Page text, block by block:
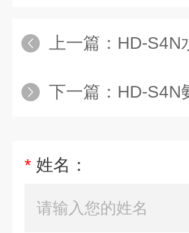
上一篇： HD-S4N
下一篇： HD-S4N
* 姓名：